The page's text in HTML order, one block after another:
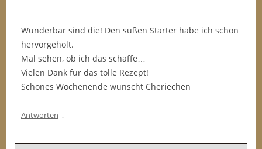
Wunderbar sind die! Den süßen Starter habe ich schon
hervorgeholt.
Mal sehen, ob ich das schaffe…
Vielen Dank für das tolle Rezept!
Schönes Wochenende wünscht Cheriechen
Antworten ↓